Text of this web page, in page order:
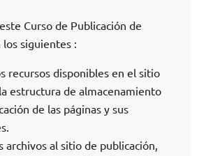
Curso de Publicación de
los siguientes :
recursos disponibles en el sitio
estructura de almacenamiento
de las páginas y sus
archivos al sitio de publicación,